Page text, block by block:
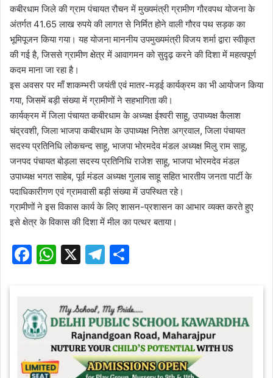
कबीरधाम जिले की ग्राम पंचायत रौचन में मुख्यमंत्री ग्रामीण गौरवपथ योजना के
अंतर्गत 41.65 लाख रुपये की लागत से निर्मित होने वाली गौरव पथ सड़क का
भूमिपूजन किया गया। यह योजना माननीय उपमुख्यमंत्री विजय शर्मा द्वारा स्वीकृत
की गई है, जिससे ग्रामीण क्षेत्र में आवागमन को सुदृढ़ करने की दिशा में महत्वपूर्ण
कदम माना जा रहा है।
इस अवसर पर माँ शाकम्भरी जयंती एवं मातर-मड़ई कार्यक्रम का भी आयोजन किया
गया, जिसमें बड़ी संख्या में ग्रामीणों ने सहभागिता की।
कार्यक्रम में जिला पंचायत कबीरधाम के अध्यक्ष ईश्वरी साहू, उपाध्यक्ष कैलाश
चंद्रवशी, जिला भाजपा कबीरधाम के उपाध्यक्ष नितेश अग्रवाल, जिला पंचायत
सदस्य प्रतिनिधि लोकचन्द साहू, भाजपा भोरमदेव मंडल अध्यक्ष मिलु राम साहू,
जनपद पंचायत बोड़ला सदस्य प्रतिनिधि राजेश साहू, भाजपा भोरमदेव मंडल
उपाध्यक्ष भगत साहेब, पूर्व मंडल अध्यक्ष गुलाब साहू सहित भारतीय जनता पार्टी के
पदाधिकारीगण एवं ग्रामवासी बड़ी संख्या में उपस्थित रहे।
ग्रामीणों ने इस विकास कार्य के लिए शासन-प्रशासन का आभार व्यक्त करते हुए
इसे क्षेत्र के विकास की दिशा में मील का पत्थर बताया।
F
e
b
o
W
s
A
p
p
X
T
gr
a
m
e